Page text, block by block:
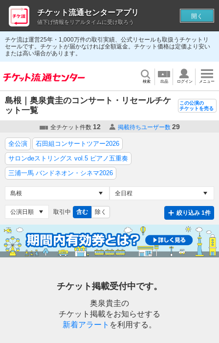
チケ流は運営25年・1,000万件の取引実績、公式リセールも取扱うチケットリ
セールです。チケットが届かなければ全額返金。チケット価格は定価より安い
または高い場合があります。
検索 出品 ログイン メニュー
島根｜奥泉貴圭のコンサート・リセールチケ
ット一覧
この公演の
チケットを売る
全チケット件数 12 掲載待ちユーザー数 29
全公演
石田組コンサートツアー2026
サロンdeストリングス vol.5 ピアノ五重奏
三浦一馬 バンドネオン・シネマ2026
取引中 含む 除く 絞り込み 1件
チケット掲載受付中です。
奥泉貴圭の
チケット掲載をお知らせする
新着アラート を利用する。
チケット流通センターアプリ
値下げ情報をリアルタイムに受け取ろう
開く